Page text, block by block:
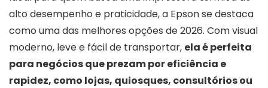
alto desempenho e praticidade, a Epson se destaca
como uma das melhores opções de 2026. Com visual
moderno, leve e fácil de transportar, ela é perfeita
para negócios que prezam por eficiência e
rapidez, como lojas, quiosques, consultórios ou